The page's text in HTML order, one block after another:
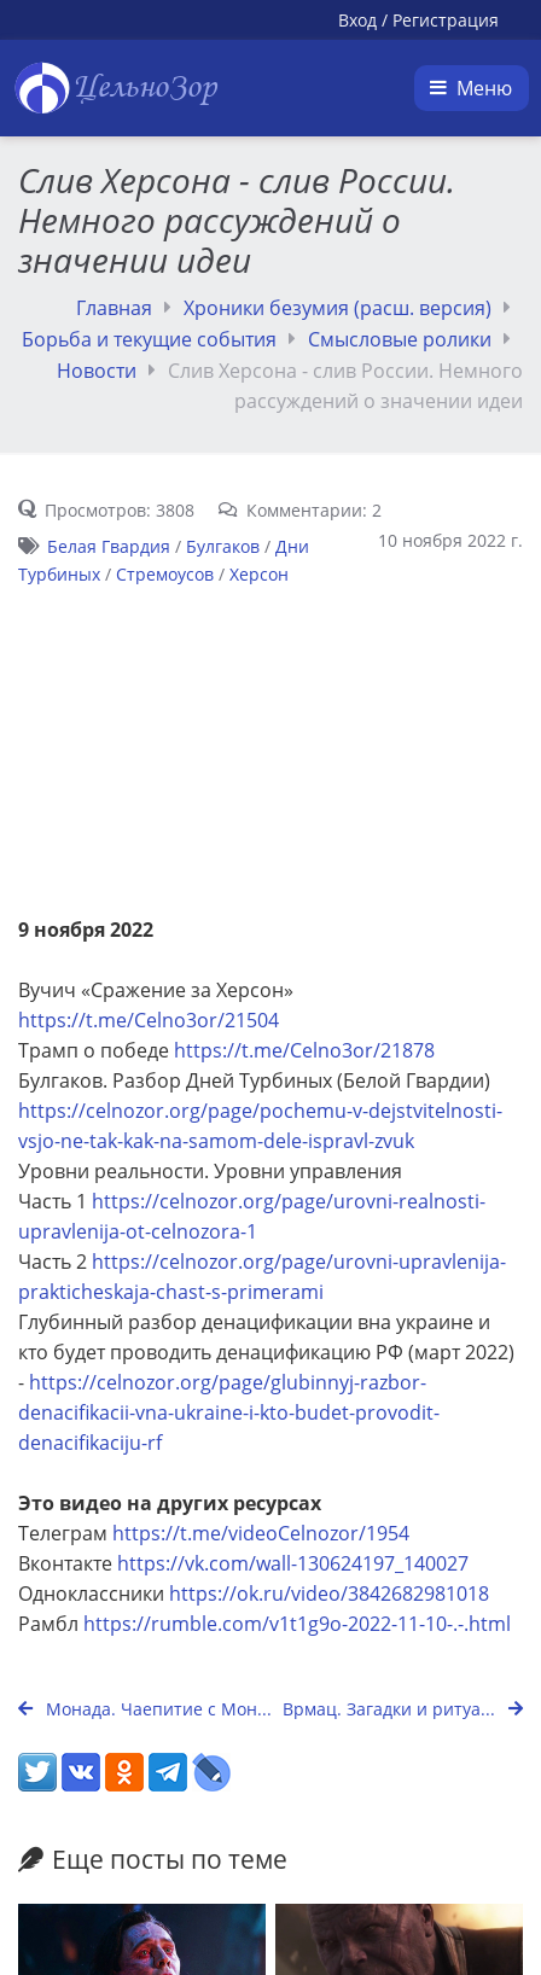
Вход / Регистрация
ЦельноЗор Меню
Слив Херсона - слив России.
Немного рассуждений о
значении идеи
Главная
Хроники безумия (расш. версия)
Борьба и текущие события
Смысловые ролики
Новости
Слив Херсона - слив России. Немного
рассуждений о значении идеи
Просмотров: 3808
Комментарии: 2
10 ноября 2022 г.
Белая Гвардия / Булгаков/ Дни
Турбиных / Стремоусов / Херсон
9 ноября 2022
Вучич «Сражение за Херсон»
https://t.me/Celno3or/21504
Трамп о победе https://t.me/Celno3or/21878
Булгаков. Разбор Дней Турбиных (Белой Гвардии)
https://celnozor.org/page/pochemu-v-dejstvitelnosti-
vsjo-ne-tak-kak-na-samom-dele-ispravl-zvuk
Уровни реальности. Уровни управления
Часть 1 https://celnozor.org/page/urovni-realnosti-
upravlenija-ot-celnozora-1
Часть 2 https://celnozor.org/page/urovni-upravlenija-
prakticheskaja-chast-s-primerami
Глубинный разбор денацификации вна украине и
кто будет проводить денацификацию РФ (март 2022)
- https://celnozor.org/page/glubinnyj-razbor-
denacifikacii-vna-ukraine-i-kto-budet-provodit-
denacifikaciju-rf
Это видео на других ресурсах
Телеграм https://t.me/videoCelnozor/1954
Вконтакте https://vk.com/wall-130624197_140027
Одноклассники https://ok.ru/video/3842682981018
Рамбл https://rumble.com/v1t1g9o-2022-11-10-.-.html
Монада. Чаепитие с Мон... Врмац. Загадки и ритуа...
Еще посты по теме